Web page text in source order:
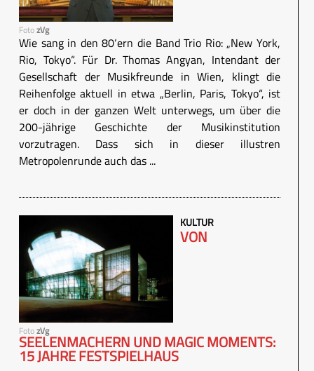
FotozVg
Wie sang in den 80‘ern die Band Trio Rio: „New York,
Rio, Tokyo“. Für Dr. Thomas Angyan, Intendant der
Gesellschaft der Musikfreunde in Wien, klingt die
Reihenfolge aktuell in etwa „Berlin, Paris, Tokyo“, ist
er doch in der ganzen Welt unterwegs, um über die
200-jährige Geschichte der Musikinstitution
vorzutragen. Dass sich in dieser illustren
Metropolenrunde auch das ...
FotozVg
KULTUR
VON
SEELENMACHERN UND MAGIC MOMENTS:
15 JAHRE FESTSPIELHAUS